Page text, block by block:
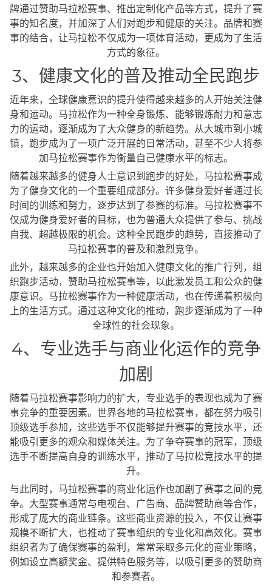
牌通过赞助马拉松赛事、推出定制化产品等方式，提升了赛
事的知名度，并加深了人们对跑步和健康的关注。品牌和赛
事的结合，让马拉松不仅成为一项体育活动，更成为了生活
方式的象征。
3、健康文化的普及推动全民跑步
近年来，全球健康意识的提升使得越来越多的人开始关注健
身和运动。马拉松作为一种全身锻炼、能够锻炼耐力和意志
力的运动，逐渐成为了大众健身的新趋势。从大城市到小城
镇，跑步成为了一项广泛开展的日常活动，甚至不少人将参
加马拉松赛事作为衡量自己健康水平的标志。
随着越来越多的健身人士意识到跑步的好处，马拉松赛事成
为了健身文化的一个重要组成部分。许多健身爱好者通过长
时间的训练和努力，逐步达到了参赛的标准。马拉松赛事不
仅成为健身爱好者的目标，也为普通大众提供了参与、挑战
自我、超越极限的机会。这种全民跑步的趋势，直接推动了
马拉松赛事的普及和激烈竞争。
此外，越来越多的企业也开始加入健康文化的推广行列，组
织跑步活动，赞助马拉松赛事等，以此激发员工和公众的健
康意识。马拉松赛事作为一种健康活动，也在传递着积极向
上的生活方式。通过这种文化的推动，跑步逐渐成为了一种
全球性的社会现象。
4、专业选手与商业化运作的竞争
加剧
随着马拉松赛事影响力的扩大，专业选手的表现也成为了赛
事竞争的重要因素。世界各地的马拉松赛事，都在努力吸引
顶级选手参加，这些选手不仅能够提升赛事的竞技水平，还
能吸引更多的观众和媒体关注。为了争夺赛事的冠军，顶级
选手不断提高自身的训练水平，推动了马拉松竞技水平的提
升。
与此同时，马拉松赛事的商业化运作也加剧了赛事之间的竞
争。大型赛事通常与电视台、广告商、品牌赞助商等合作，
形成了庞大的商业链条。这些商业资源的投入，不仅让赛事
规模不断扩大，也推动了赛事组织的专业化和高效化。赛事
组织者为了确保赛事的盈利，常常采取多元化的商业策略，
例如设立高额奖金、提供特色服务等，以吸引更多的赞助商
和参赛者。